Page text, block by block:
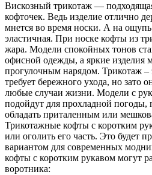
Вискозный трикотаж —
кофточек. Ведь изделие отлично
мнется во время носки. А на ощупь
эластичная. При носке кофты из
жара. Модели спокойных тонов
офисной одежды, а яркие изделия
прогулочным нарядом. Трикотаж –
требует бережного ухода, но зато
любые случаи жизни. Модели с
подойдут для прохладной погоды,
обладать приталенным или
Трикотажные кофты с коротким
или оголить его часть. Это будет
вариантом для современных
кофты с коротким рукавом могут
воротника: